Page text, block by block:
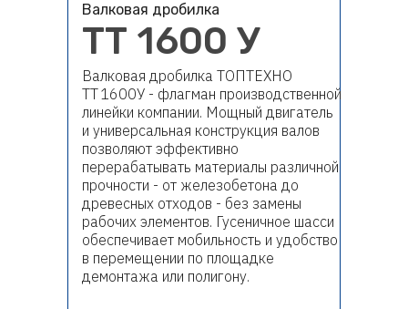
ТТ 1600 У
Валковая дробилка ТОПТЕХНО
ТТ 1600У - флагман производственной
линейки компании. Мощный двигатель
и универсальная конструкция валов
позволяют эффективно
перерабатывать материалы различной
прочности - от железобетона до
древесных отходов - без замены
рабочих элементов. Гусеничное шасси
обеспечивает мобильность и удобство
в перемещении по площадке
демонтажа или полигону.
Валковая дробилка